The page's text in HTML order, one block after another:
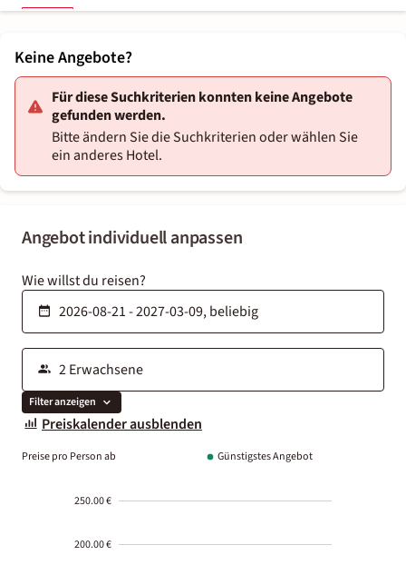
Angebot individuell anpassen
Wie willst du reisen?
Filter anzeigen
Preiskalender ausblenden
Preise pro Person ab Günstigstes Angebot
250.00 €
200.00 €
Keine Angebote?
Für diese Suchkriterien konnten keine Angebote
gefunden werden.
Bitte ändern Sie die Suchkriterien oder wählen Sie
ein anderes Hotel.